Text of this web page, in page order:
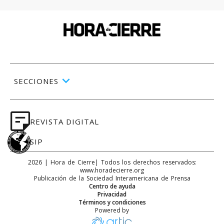
REVISTA DIGITAL
SIP
SECCIONES
2026| Hora de Cierre | Todos los derechos reservados:
www.horadecierre.org
Publicación de la Sociedad Interamericana de Prensa
Términos y condiciones
Privacidad
Centro de ayuda
Powered by